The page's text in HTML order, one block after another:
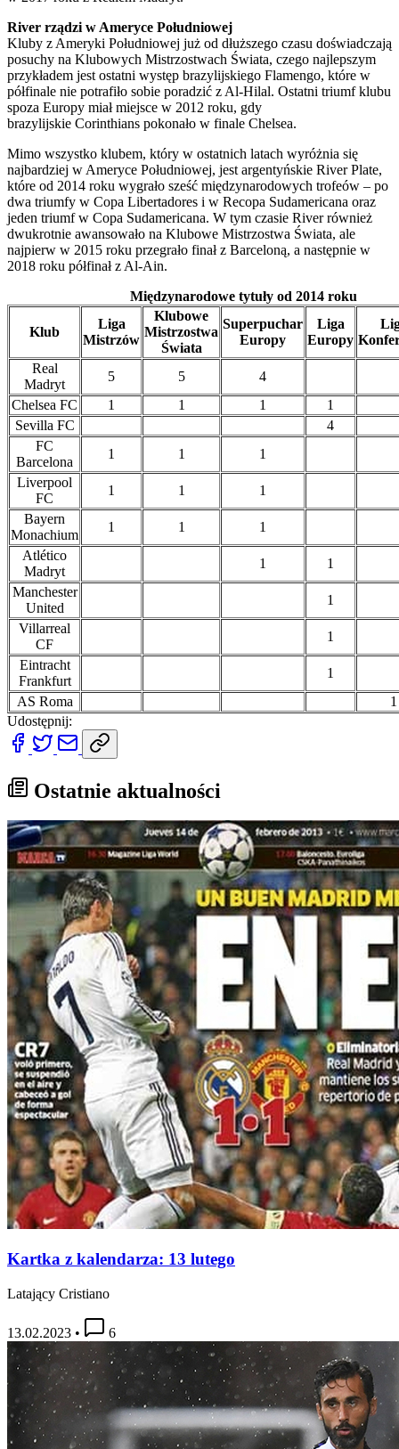
River rządzi w Ameryce Południowej
Kluby z Ameryki Południowej już od dłuższego czasu doświadczają
posuchy na Klubowych Mistrzostwach Świata, czego najlepszym
przykładem jest ostatni występ brazylijskiego Flamengo, które w
półfinale nie potrafiło sobie poradzić z Al-Hilal. Ostatni triumf klubu
spoza Europy miał miejsce w 2012 roku, gdy
brazylijskie Corinthians pokonało w finale Chelsea.
Mimo wszystko klubem, który w ostatnich latach wyróżnia się
najbardziej w Ameryce Południowej, jest argentyńskie River Plate,
które od 2014 roku wygrało sześć międzynarodowych trofeów – po
dwa triumfy w Copa Libertadores i w Recopa Sudamericana oraz
jeden triumf w Copa Sudamericana. W tym czasie River również
dwukrotnie awansowało na Klubowe Mistrzostwa Świata, ale
najpierw w 2015 roku przegrało finał z Barceloną, a następnie w
2018 roku półfinał z Al-Ain.
Międzynarodowe tytuły od 2014 roku
Klub
Liga
Mistrzów
Klubowe
Mistrzostwa
Świata
Superpuchar
Europy
Liga
Europy
Real
Madryt
5 5
4
Chelsea FC
1 1 1
1
Sevilla FC
4
FC
Barcelona
1 1
1
Liverpool
FC
1 1
1
Bayern
Monachium
1 1
1
Atlético
Madryt
1
1
Manchester
United
1
Villarreal
CF
1
Eintracht
Frankfurt
1
AS Roma
1
Udostępnij:
Ostatnie aktualności
Kartka z kalendarza: 13 lutego
Latający Cristiano
13.02.2023 • 6